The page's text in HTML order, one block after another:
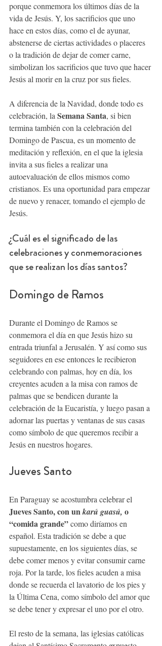
porque conmemora los últimos días de la
vida de Jesús. Y, los sacrificios que uno
hace en estos días, como el de ayunar,
abstenerse de ciertas actividades o placeres
o la tradición de dejar de comer carne,
simbolizan los sacrificios que tuvo que hacer
Jesús al morir en la cruz por sus fieles.
A diferencia de la Navidad, donde todo es
celebración, la Semana Santa, si bien
termina también con la celebración del
Domingo de Pascua, es un momento de
meditación y reflexión, en el que la iglesia
invita a sus fieles a realizar una
autoevaluación de ellos mismos como
cristianos. Es una oportunidad para empezar
de nuevo y renacer, tomando el ejemplo de
Jesús.
¿Cuál es el significado de las
celebraciones y conmemoraciones
que se realizan los días santos?
Domingo de Ramos
Durante el Domingo de Ramos se
conmemora el día en que Jesús hizo su
entrada triunfal a Jerusalén. Y así como sus
seguidores en ese entonces le recibieron
celebrando con palmas, hoy en día, los
creyentes acuden a la misa con ramos de
palmas que se bendicen durante la
celebración de la Eucaristía, y luego pasan a
adornar las puertas y ventanas de sus casas
como símbolo de que queremos recibir a
Jesús en nuestros hogares.
Jueves Santo
En Paraguay se acostumbra celebrar el
Jueves Santo, con un karú guasú, o
“comida grande” como diríamos en
español. Esta tradición se debe a que
supuestamente, en los siguientes días, se
debe comer menos y evitar consumir carne
roja. Por la tarde, los fieles acuden a misa
donde se recuerda el lavatorio de los pies y
la Última Cena, como símbolo del amor que
se debe tener y expresar el uno por el otro.
El resto de la semana, las iglesias católicas